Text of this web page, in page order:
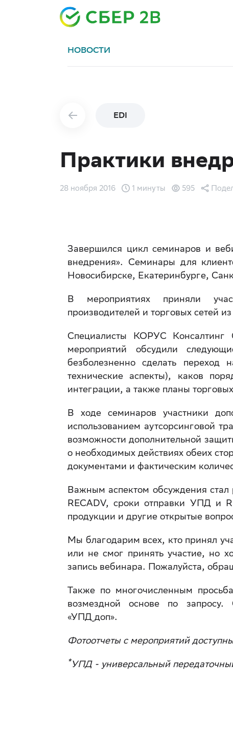
НОВОСТИ
EDI
Практики
28 ноября 2016 1 минуты 595
Завершился цикл семинаров и
внедрения». Семинары для
Новосибирске, Екатеринбурге,
В мероприятиях приняли
производителей и торговых сетей
Специалисты КОРУС
мероприятий обсудили
безболезненно сделать
технические аспекты), каков
интеграции, а также планы
В ходе семинаров участники
использованием аутсорсинговой
возможности дополнительной
о необходимых действиях обеих
документами и фактическим
Важным аспектом обсуждения
RECADV, сроки отправки УПД и
продукции и другие открытые
Мы благодарим всех, кто принял
или не смог принять участие, но
запись вебинара. Пожалуйста,
Также по многочисленным
возмездной основе по
«УПД_доп».
Фотоотчеты с мероприятий
*УПД - универсальный